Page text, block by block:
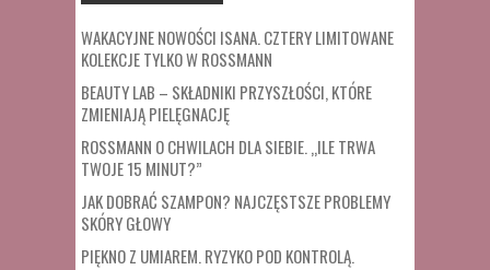
WAKACYJNE NOWOŚCI ISANA. CZTERY LIMITOWANE
KOLEKCJE TYLKO W ROSSMANN
BEAUTY LAB – SKŁADNIKI PRZYSZŁOŚCI, KTÓRE
ZMIENIAJĄ PIELĘGNACJĘ
ROSSMANN O CHWILACH DLA SIEBIE. „ILE TRWA
TWOJE 15 MINUT?”
JAK DOBRAĆ SZAMPON? NAJCZĘSTSZE PROBLEMY
SKÓRY GŁOWY
PIĘKNO Z UMIAREM. RYZYKO POD KONTROLĄ.